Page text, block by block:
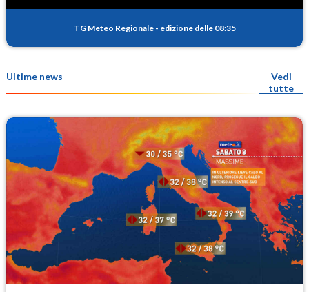
TG Meteo Regionale - edizione delle 08:35
Ultime news
Vedi
tutte